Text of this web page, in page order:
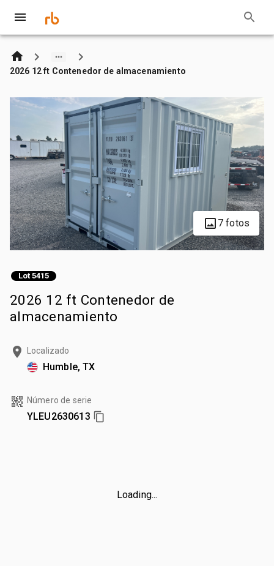
2026 12 ft Contenedor de almacenamiento
7 fotos
Lot 5415
2026 12 ft Contenedor de
almacenamiento
Localizado
Humble, TX
Número de serie
YLEU2630613
Loading...